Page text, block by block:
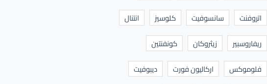
اتروفنت
سانسوفيت كلوسيز
انتنال
ريفاروسبير
زيثروكان
كونفنتين
فلوموكس
اركاليون فورت
ديبوفيت